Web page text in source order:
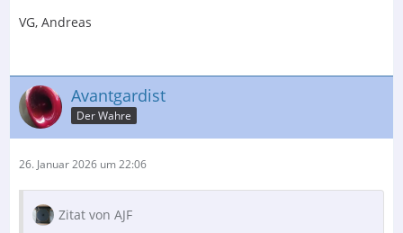
VG, Andreas
Avantgardist
Der Wahre
26. Januar 2026 um 22:06
Zitat von AJF